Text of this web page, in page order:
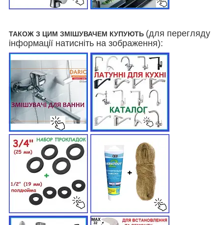
ТАКОЖ З ЦИМ ЗМІШУВАЧЕМ КУПУЮТЬ (для перегляду
інформації натисніть на зображення):